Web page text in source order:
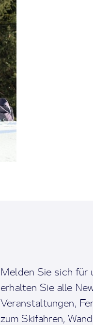
Melden Sie sich für
erhalten Sie alle
Veranstaltungen,
zum Skifahren,